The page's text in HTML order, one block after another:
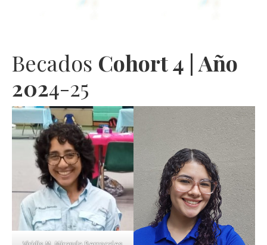
Becados Cohort 4 | Año
2024-25